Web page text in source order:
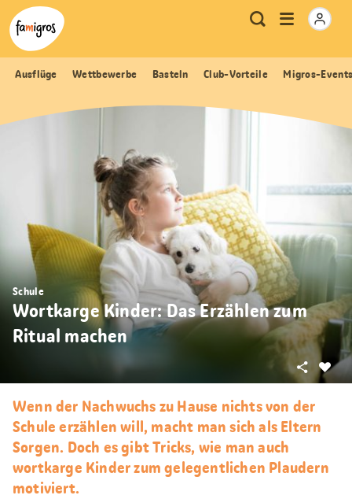
Sprungmarken
Navigation
Header
Logo
Meta
Navigation
Suche
Menu
öffnen
Ausflüge Wettbewerbe Basteln Club-Vorteile Migros-
Schule
Wortkarge Kinder: Das Erzählen zum
Ritual machen
Als
Teilen
Wenn der Nachwuchs zu Hause nichts von der
Schule erzählen will, macht man sich als Eltern
Sorgen. Doch es gibt Tricks, wie man auch
wortkarge Kinder zum gelegentlichen Plaudern
motiviert.